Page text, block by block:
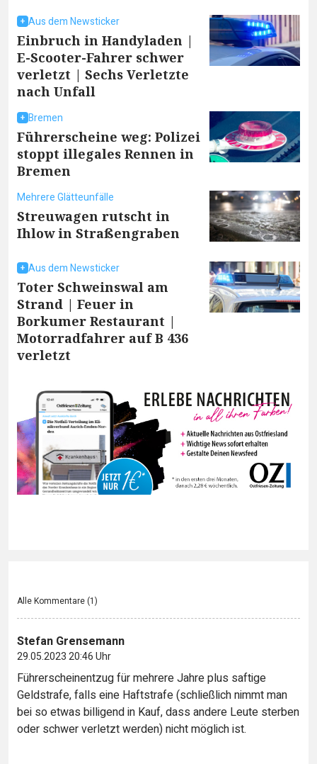
Aus dem Newsticker
Einbruch in Handyladen |
E-Scooter-Fahrer schwer
verletzt | Sechs Verletzte
nach Unfall
Bremen
Führerscheine weg: Polizei
stoppt illegales Rennen in
Bremen
Mehrere Glätteunfälle
Streuwagen rutscht in
Ihlow in Straßengraben
Aus dem Newsticker
Toter Schweinswal am
Strand | Feuer in
Borkumer Restaurant |
Motorradfahrer auf B 436
verletzt
Alle Kommentare (1)
Stefan Grensemann
29.05.2023 20:46 Uhr
Führerscheinentzug für mehrere Jahre plus saftige
Geldstrafe, falls eine Haftstrafe (schließlich nimmt man
bei so etwas billigend in Kauf, dass andere Leute sterben
oder schwer verletzt werden) nicht möglich ist.